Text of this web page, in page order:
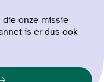
onze missie
is er dus ook